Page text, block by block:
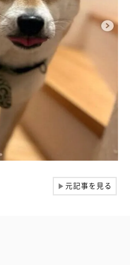
▶元記事を見る